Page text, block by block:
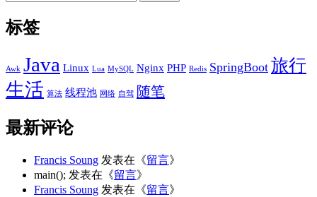
标签
Awk Java Linux Lua MySQL Nginx PHP Redis SpringBoot 旅行
生活 算法 线程池 网络 自驾 随笔
最新评论
Francis Soung 发表在《留言》
main(); 发表在《留言》
Francis Soung 发表在《留言》